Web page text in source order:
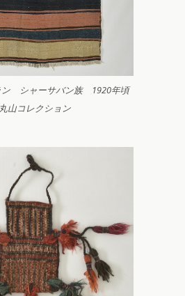
シャーサバン族 1920年頃
山コレクション